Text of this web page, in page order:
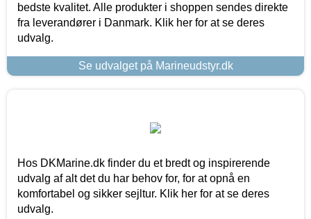
bedste kvalitet. Alle produkter i shoppen sendes direkte
fra leverandører i Danmark. Klik her for at se deres
udvalg.
Se udvalget på Marineudstyr.dk
Hos DKMarine.dk finder du et bredt og inspirerende
udvalg af alt det du har behov for, for at opnå en
komfortabel og sikker sejltur. Klik her for at se deres
udvalg.